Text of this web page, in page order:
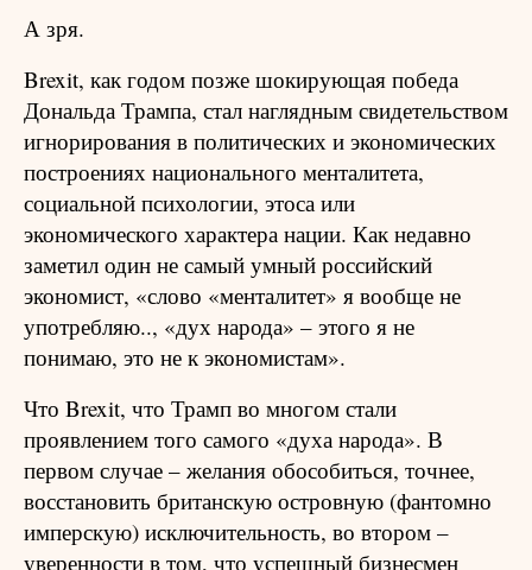
А зря.
Brexit, как годом позже шокирующая победа
Дональда Трампа, стал наглядным свидетельством
игнорирования в политических и экономических
построениях национального менталитета,
социальной психологии, этоса или
экономического характера нации. Как недавно
заметил один не самый умный российский
экономист, «слово «менталитет» я вообще не
употребляю.., «дух народа» – этого я не
понимаю, это не к экономистам».
Что Brexit, что Трамп во многом стали
проявлением того самого «духа народа». В
первом случае – желания обособиться, точнее,
восстановить британскую островную (фантомно
имперскую) исключительность, во втором –
уверенности в том, что успешный бизнесмен